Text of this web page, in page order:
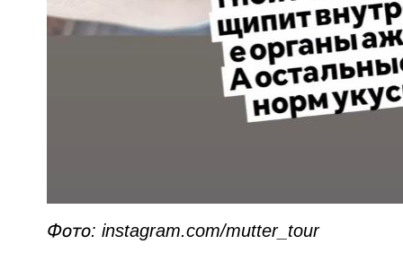
Фото: instagram.com/mutter_tour